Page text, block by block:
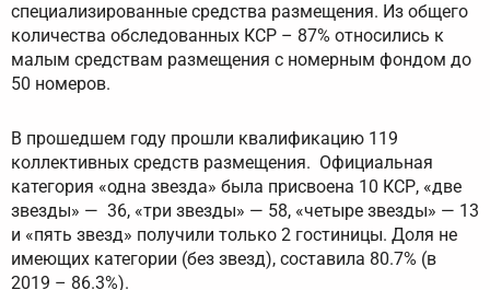
специализированные средства размещения. Из общего
количества обследованных КСР – 87% относились к
малым средствам размещения с номерным фондом до
50 номеров.
В прошедшем году прошли квалификацию 119
коллективных средств размещения. Официальная
категория «одна звезда» была присвоена 10 КСР, «две
звезды» — 36, «три звезды» — 58, «четыре звезды» — 13
и «пять звезд» получили только 2 гостиницы. Доля не
имеющих категории (без звезд), составила 80.7% (в
2019 – 86.3%).